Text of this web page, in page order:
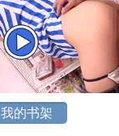
我的书架